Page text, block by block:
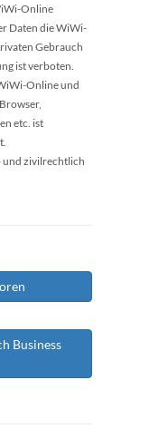
Online
Daten die WiWi-
Gebrauch
ist verboten.
Online und
etc. ist
und zivilrechtlich
Business